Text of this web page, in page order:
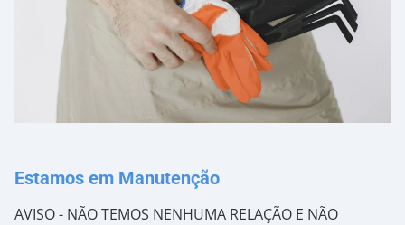
Estamos em Manutenção
AVISO - NÃO TEMOS NENHUMA RELAÇÃO E NÃO